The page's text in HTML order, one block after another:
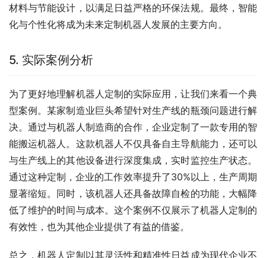
材料与节能设计，以满足日益严格的环保法规。最终，智能
化与个性化将成为未来定制机器人发展的主要方向。
5. 实际案例分析
为了更好地理解机器人定制的实际应用，让我们来看一个典
型案例。某家制造业巨头希望针对生产线的瓶颈问题进行解
决。通过与机器人制造商的合作，企业定制了一款专用的智
能搬运机器人。这款机器人不仅具备自主导航能力，还可以
与生产线上的其他设备进行深度集成，实时监控生产状态。
通过这种定制，企业的工作效率提升了30%以上，生产周期
显著缩短。同时，该机器人还具备故障自检的功能，大幅降
低了维护的时间与成本。这个案例不仅展示了机器人定制的
有效性，也为其他企业提供了有益的借鉴。
总之，机器人定制以其灵活性和精准性日益成为现代企业不